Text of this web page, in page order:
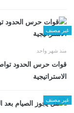
غير مصنف
منذ شهر واحد
قوات حرس الحدود
الاستراتيجية
غير مصنف